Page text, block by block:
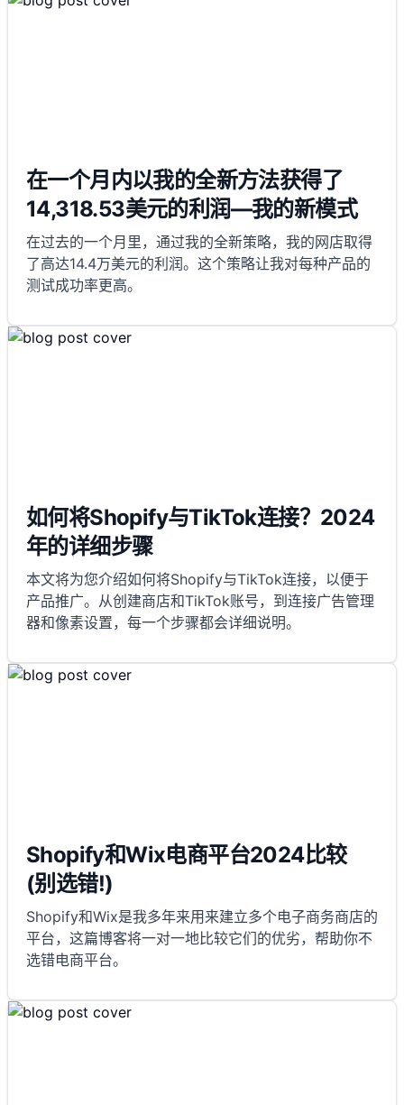
在一个月内以我的全新方法获得了
14,318.53美元的利润—我的新模式
在过去的一个月里，通过我的全新策略，我的网店取得
了高达14.4万美元的利润。这个策略让我对每种产品的
测试成功率更高。
如何将Shopify与TikTok连接？2024
年的详细步骤
本文将为您介绍如何将Shopify与TikTok连接，以便于
产品推广。从创建商店和TikTok账号，到连接广告管理
器和像素设置，每一个步骤都会详细说明。
Shopify和Wix电商平台2024比较
(别选错!)
Shopify和Wix是我多年来用来建立多个电子商务商店的
平台，这篇博客将一对一地比较它们的优劣，帮助你不
选错电商平台。